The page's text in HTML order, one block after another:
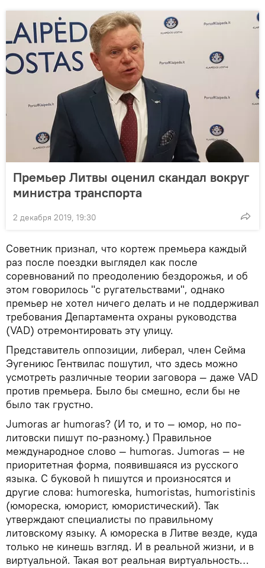
Премьер Литвы оценил скандал вокруг
министра транспорта
2 декабря 2019, 19:30
Советник признал, что кортеж премьера каждый
раз после поездки выглядел как после
соревнований по преодолению бездорожья, и об
этом говорилось "с ругательствами", однако
премьер не хотел ничего делать и не поддерживал
требования Департамента охраны руководства
(VAD) отремонтировать эту улицу.
Представитель оппозиции, либерал, член Сейма
Эугениюс Гентвилас пошутил, что здесь можно
усмотреть различные теории заговора — даже VAD
против премьера. Было бы смешно, если бы не
было так грустно.
Jumoras ar humoras? (И то, и то — юмор, но по-
литовски пишут по-разному.) Правильное
международное слово — humoras. Jumoras — не
приоритетная форма, появившаяся из русского
языка. С буковой h пишутся и произносятся и
другие слова: humoreska, humoristas, humoristinis
(юмореска, юморист, юмористический). Так
утверждают специалисты по правильному
литовскому языку. А юмореска в Литве везде, куда
только не кинешь взгляд. И в реальной жизни, и в
виртуальной. Такая вот реальная виртуальность…